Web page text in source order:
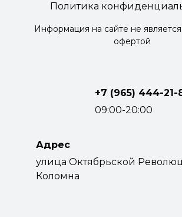
Политика
Информация на сайте не
офертой
+7 (965) 444-21-
09:00-20:00
Адрес
улица Октябрьской
Коломна